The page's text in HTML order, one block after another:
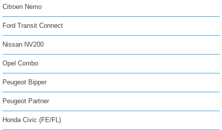
Citroen Nemo
Ford Transit Connect
Nissan NV200
Opel Combo
Peugeot Bipper
Peugeot Partner
Honda Civic (FE/FL)